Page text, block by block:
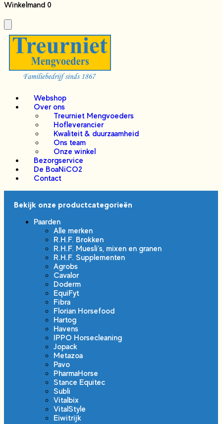
Winkelmand 0
Webshop
Over ons
Treurniet Mengvoeders
Hofleverancier
Kwaliteit & duurzaamheid
Ons team
Onze winkel
Bezorgservice
De BoaNiCO2
Contact
Bekijk onze productcategorieën
Paarden
Alle merken
R.H.F. Brokken
R.H.F. Muesli’s, mixen en granen
R.H.F. Supplementen
Agrobs
Cavalor
Doderm
EquiFyt
Fibra
Florian Horsefood
Hartog
Havens
IPPO Horsecleaning
Jopack
Metazoa
Pavo
PharmaHorse
Stance Equitec
Subli
Vitalbix
VitalStyle
Eiwitrijk